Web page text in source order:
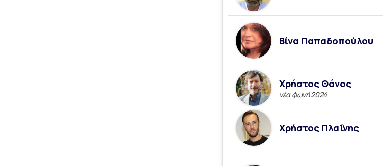
Βίνα Παπαδοπούλου
Χρήστος Θάνος
νέα φωνή 2024
Χρήστος Πλαΐνης